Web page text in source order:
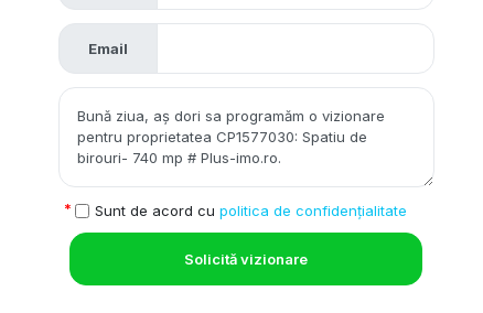
Email
Sunt de acord cu politica de confidențialitate
Solicită vizionare